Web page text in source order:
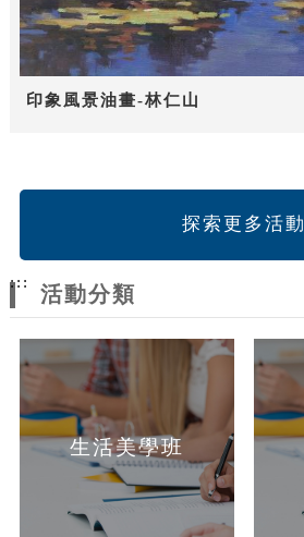
印象風景油畫-林仁山
探索更多活動
:::
活動分類
生活美學班